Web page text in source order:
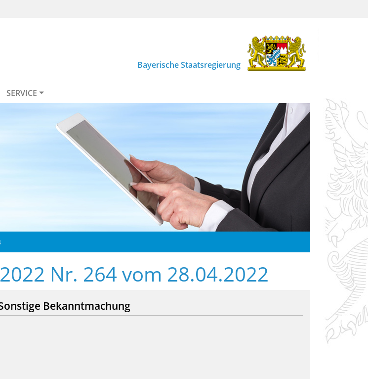
Bayerische Staatsregierung
SERVICE
Nr. 264 vom 28.04.2022
Bekanntmachung